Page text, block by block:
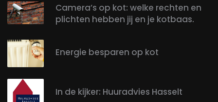
Camera’s op kot: welke rechten en
plichten hebben jij en je kotbaas.
Energie besparen op kot
In de kijker: Huuradvies Hasselt